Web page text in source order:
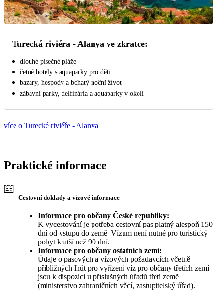
Turecká riviéra - Alanya ve zkratce:
dlouhé písečné pláže
četné hotely s aquaparky pro děti
bazary, hospody a bohatý noční život
zábavní parky, delfinária a aquaparky v okolí
více o Turecké riviéře - Alanya
Praktické informace
Cestovní doklady a vízové informace
Informace pro občany České republiky:
K vycestování je potřeba cestovní pas platný alespoň 150
dní od vstupu do země. Vízum není nutné pro turistický
pobyt kratší než 90 dní.
Informace pro občany ostatních zemí:
Údaje o pasových a vízových požadavcích včetně
přibližných lhůt pro vyřízení víz pro občany třetích zemí
jsou k dispozici u příslušných úřadů třetí země
(ministerstvo zahraničních věcí, zastupitelský úřad).